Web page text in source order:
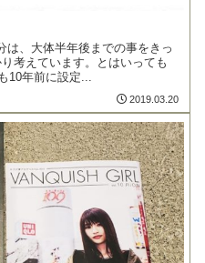
は、大体半年後までの事をきっ
考えています。とはいっても
10年前に設定...
2019.03.20